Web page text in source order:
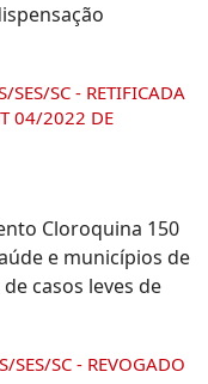
SC - RETIFICADA
04/2022 DE
Cloroquina 150
e municípios de
casos leves de
SC - REVOGADO